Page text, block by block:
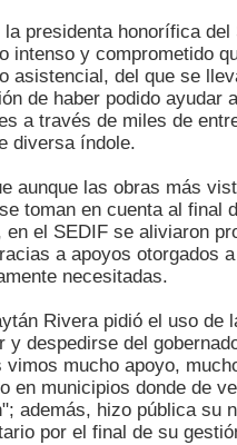
presidenta honorífica del
intenso y comprometido
asistencial, del que se
de haber podido ayudar
a través de miles de
diversa índole.
aunque las obras más
toman en cuenta al final
en el SEDIF se aliviaron
a apoyos otorgados
necesitadas.
Rivera pidió el uso de
y despedirse del
vimos mucho apoyo,
en municipios donde de
además, hizo pública su
por el final de su